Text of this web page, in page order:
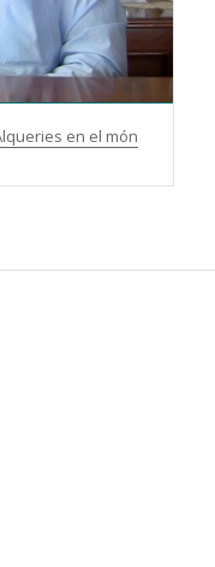
en el món